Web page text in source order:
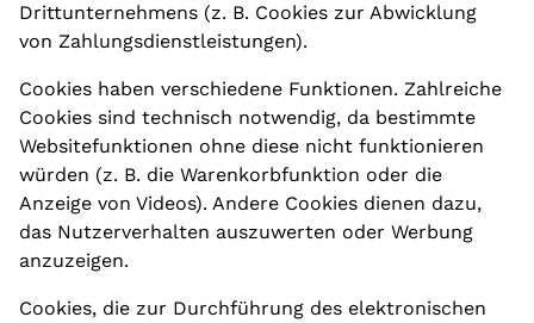
Drittunternehmens (z. B. Cookies zur Abwicklung
von Zahlungsdienstleistungen).
Cookies haben verschiedene Funktionen. Zahlreiche
Cookies sind technisch notwendig, da bestimmte
Websitefunktionen ohne diese nicht funktionieren
würden (z. B. die Warenkorbfunktion oder die
Anzeige von Videos). Andere Cookies dienen dazu,
das Nutzerverhalten auszuwerten oder Werbung
anzuzeigen.
Cookies, die zur Durchführung des elektronischen